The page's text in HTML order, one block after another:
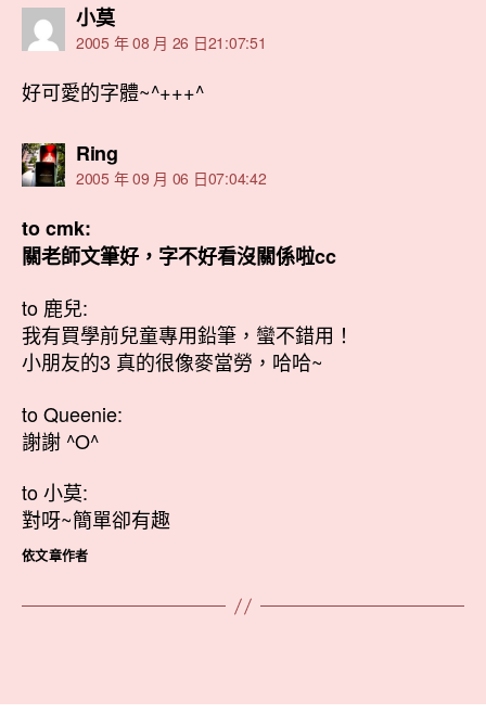
小莫表
示:
2005 年 08 月 26 日21:07:51
好可愛的字體~^+++^
Ring表
示:
2005 年 09 月 06 日07:04:42
to cmk:
關老師文筆好，字不好看沒關係啦cc
to 鹿兒:
我有買學前兒童專用鉛筆，蠻不錯用！
小朋友的3 真的很像麥當勞，哈哈~
to Queenie:
謝謝 ^O^
to 小莫:
對呀~簡單卻有趣
依文章作者